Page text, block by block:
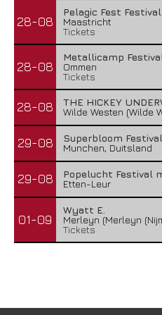
28-08
Pelagic Fest
Maastricht
Tickets
28-08
Metallicamp
Ommen
Tickets
28-08
THE HICKEY
Wilde Westen (Wilde
29-08
Superbloom
Munchen, Duitsland
29-08
Popelucht Festival
Etten-Leur
01-09
Wyatt E.
Merleyn (Merleyn
Tickets